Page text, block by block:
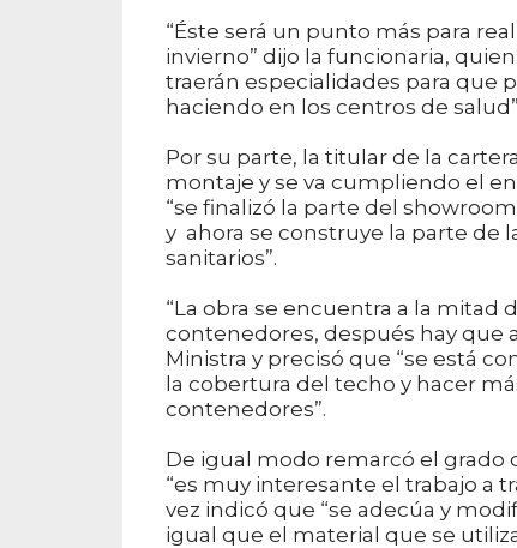
“Éste será un punto más para
invierno” dijo la funcionaria,
traerán especialidades para que
haciendo en los centros de
Por su parte, la titular de la
montaje y se va cumpliendo el
“se finalizó la parte del
y ahora se construye la parte de
sanitarios”.
“La obra se encuentra a la
contenedores, después hay que
Ministra y precisó que “se está
la cobertura del techo y hacer
contenedores”.
De igual modo remarcó el grado
“es muy interesante el trabajo a
vez indicó que “se adecúa y
igual que el material que se